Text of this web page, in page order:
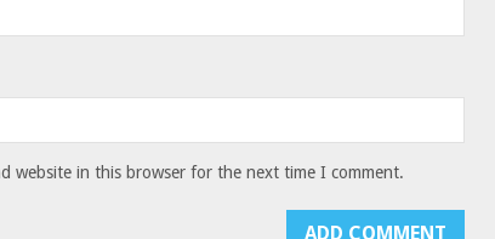
website in this browser for the next time I comment.